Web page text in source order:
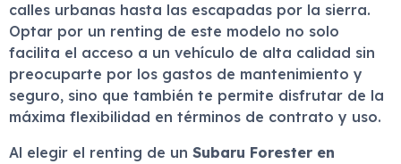
calles urbanas hasta las escapadas por la sierra.
Optar por un renting de este modelo no solo
facilita el acceso a un vehículo de alta calidad sin
preocuparte por los gastos de mantenimiento y
seguro, sino que también te permite disfrutar de la
máxima flexibilidad en términos de contrato y uso.
Al elegir el renting de un Subaru Forester en